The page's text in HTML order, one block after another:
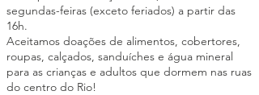
segundas-feiras (exceto feriados) a partir das
16h.
Aceitamos doações de alimentos, cobertores,
roupas, calçados, sanduíches e água mineral
para as crianças e adultos que dormem nas ruas
do centro do Rio!